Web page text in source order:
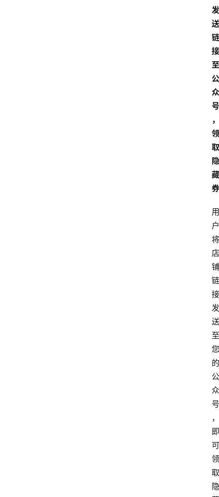
发
送
链
接
至
公
众
号
，
领
取
隐
藏
券
用
户
将
店
铺
链
接
发
送
至
您
的
公
众
号
，
即
可
领
取
隐